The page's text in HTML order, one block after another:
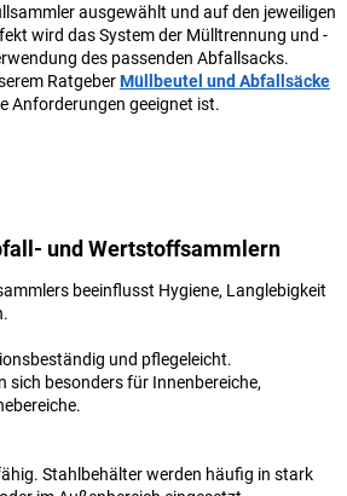
ausgewählt und auf den jeweiligen
wird das System der Mülltrennung und -
des passenden Abfallsacks.
RatgeberMüllbeutel und Abfallsäcke
Anforderungen geeignet ist.
und Wertstoffsammlern
beeinflusst Hygiene, Langlebigkeit
und pflegeleicht.
besonders für Innenbereiche,
Stahlbehälter werden häufig in stark